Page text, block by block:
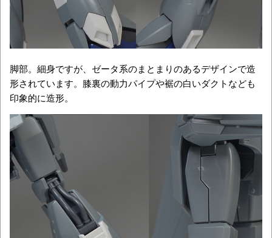
脚部。細身ですが、ゼータ系のまとまりのあるデザインで造
形されています。膝裏の動力パイプや裾の白いダクトなども
印象的に造形。